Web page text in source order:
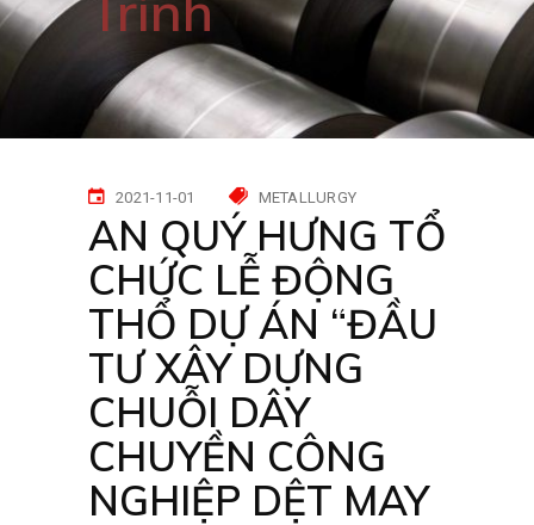
2021-11-01 METALLURGY
AN QUÝ HƯNG TỔ
CHỨC LỄ ĐỘNG
THỔ DỰ ÁN “ĐẦU
TƯ XÂY DỰNG
CHUỖI DÂY
CHUYỀN CÔNG
NGHIỆP DỆT MAY